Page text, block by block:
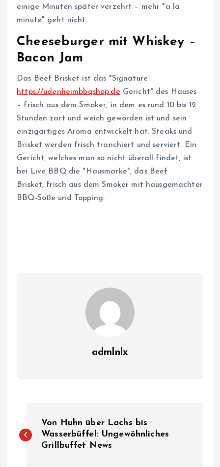
einige Minuten später verzehrt – mehr "a la
minute" geht nicht.
Cheeseburger mit Whiskey –
Bacon Jam
Das Beef Brisket ist das "Signature
https://udenheimbbqshop.de Gericht" des Hauses
– frisch aus dem Smoker, in dem es rund 10 bis 12
Stunden zart und weich geworden ist und sein
einzigartiges Aroma entwickelt hat. Steaks und
Brisket werden frisch tranchiert und serviert. Ein
Gericht, welches man so nicht überall findet, ist
bei Live BBQ die "Hausmarke", das Beef
Brisket, frisch aus dem Smoker mit hausgemachter
BBQ-Soße und Topping.
admlnlx
o
Von Huhn über Lachs bis
Wasserbüffel: Ungewöhnliches
Grillbuffet News